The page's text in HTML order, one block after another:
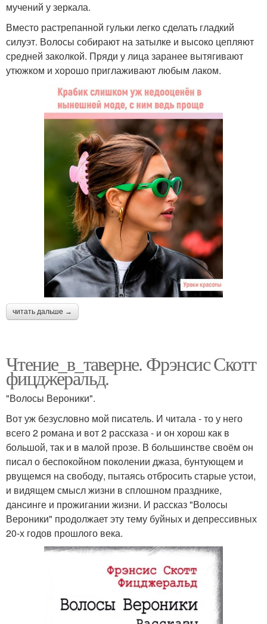
мучений у зеркала.
Вместо растрепанной гульки легко сделать гладкий
силуэт. Волосы собирают на затылке и высоко цепляют
средней заколкой. Пряди у лица заранее вытягивают
утюжком и хорошо приглаживают любым лаком.
читать дальше →
Чтение_в_таверне. Фрэнсис Скотт
фицджеральд.
"Волосы Вероники".
Вот уж безусловно мой писатель. И читала - то у него
всего 2 романа и вот 2 рассказа - и он хорош как в
большой, так и в малой прозе. В большинстве своём он
писал о беспокойном поколении джаза, бунтующем и
рвущемся на свободу, пытаясь отбросить старые устои,
и видящем смысл жизни в сплошном празднике,
дансинге и прожигании жизни. И рассказ "Волосы
Вероники" продолжает эту тему буйных и депрессивных
20-х годов прошлого века.